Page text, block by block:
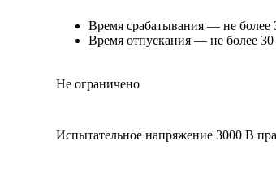
Время срабатывания — не более
Время отпускания — не более
Не ограничено
Испытательное напряжение 3000 В